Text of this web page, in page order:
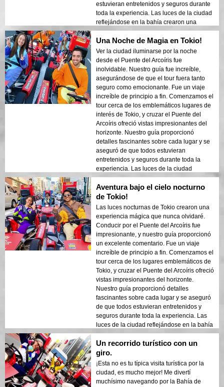
estuvieran entretenidos y seguros durante
toda la experiencia. Las luces de la ciudad
reflejándose en la bahía crearon una
atmósfera de ensueño que dejó una
impresión duradera. Este tour es ideal para
los visitantes que vienen por primera vez y
quieren una mezcla de aventura y turismo.
El contraste entre las estructuras modernas
de Tokio y las áreas históricas se mostró
bellamente en las luces de la noche.
¡Recomendaría mucho este tour a
cualquiera!
Una Noche de Magia en Tokio!
Ver la ciudad iluminarse por la noche
desde el Puente del Arcoíris fue
inolvidable. Nuestro guía fue increíble,
asegurándose de que el tour fuera tanto
seguro como emocionante. Fue un viaje
increíble de principio a fin. Comenzamos el
tour cerca de los emblemáticos lugares de
interés de Tokio, y cruzar el Puente del
Arcoíris ofreció vistas impresionantes del
horizonte. Nuestro guía proporcionó
detalles fascinantes sobre cada lugar y se
aseguró de que todos estuvieran
entretenidos y seguros durante toda la
experiencia. Las luces de la ciudad
reflejándose en la bahía crearon una
atmósfera de ensueño que dejó una
impresión duradera. Este tour es ideal para
visitantes primerizos que desean una
mezcla de aventura y turismo. El contraste
entre las estructuras modernas de Tokio y
las áreas históricas se mostró bellamente
en las luces de la noche. ¡Recomendaría
mucho este tour a cualquiera!
Aventura bajo el cielo nocturno
de Tokio!
Las luces nocturnas de Tokio crearon una
experiencia mágica que nunca olvidaré.
Conducir por el Puente del Arcoíris fue
impresionante, y nuestro guía proporcionó
un excelente comentario. Fue un viaje
increíble de principio a fin. Comenzamos el
tour cerca de los lugares emblemáticos de
Tokio, y cruzar el Puente del Arcoíris ofreció
vistas impresionantes del horizonte.
Nuestro guía proporcionó detalles
fascinantes sobre cada lugar y se aseguró
de que todos estuvieran entretenidos y
seguros durante toda la experiencia. Las
luces de la ciudad reflejándose en la bahía
crearon una atmósfera de ensueño que
dejó una impresión duradera. Este tour es
ideal para visitantes primerizos que
desean una mezcla de aventura y turismo.
El contraste entre las estructuras modernas
de Tokio y las áreas históricas se mostró
Un recorrido turístico con un
giro.
¡Esta no es tu típica visita turística por la
ciudad, es mucho mejor! Me divertí
muchísimo navegando por la Bahía de